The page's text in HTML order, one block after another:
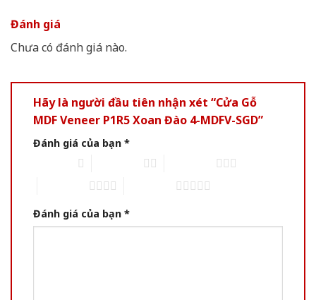
Đánh giá
Chưa có đánh giá nào.
Hãy là người đầu tiên nhận xét “Cửa Gỗ
MDF Veneer P1R5 Xoan Đào 4-MDFV-SGD”
Đánh giá của bạn *
Đánh giá của bạn *